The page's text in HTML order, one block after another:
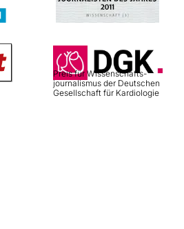
Preis für Wissenschafts­
journalismus der Deutschen
Gesellschaft für Kardiologie